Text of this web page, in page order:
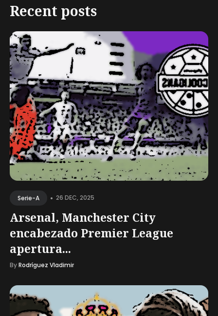
Recent posts
Serie-A • 26 DEC, 2025
Arsenal, Manchester City
encabezado Premier League
apertura...
ByRodríguez Vladimir